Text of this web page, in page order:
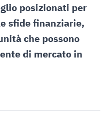
posizionati per
sfide finanziarie,
che possono
di mercato in